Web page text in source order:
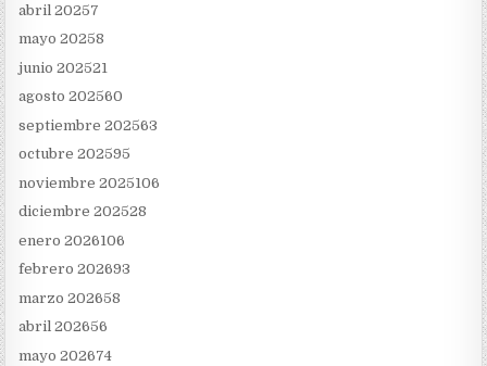
abril 20257
mayo 20258
junio 202521
agosto 202560
septiembre 202563
octubre 202595
noviembre 2025106
diciembre 202528
enero 2026106
febrero 202693
marzo 202658
abril 202656
mayo 202674